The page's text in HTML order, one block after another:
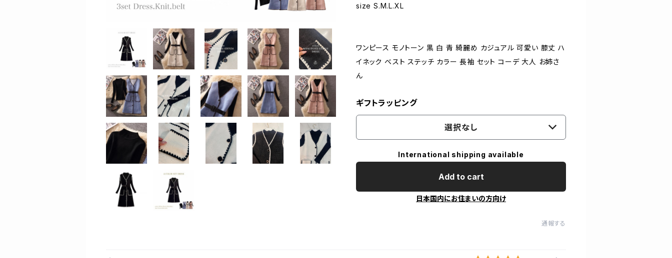
size S.M.L.XL
ワンピース モノトーン 黒 白 青 綺麗め カジュアル 可愛い 膝丈 ハ
イネック ベスト ステッチ カラー 長袖 セット コーデ 大人 お姉さ
ん
ギフトラッピング
選択なし
International shipping available
Add to cart
日本国内にお住まいの方向け
通報する